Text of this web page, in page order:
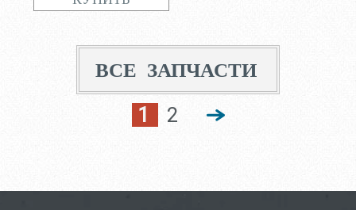
ВСЕ ЗАПЧАСТИ
1
2